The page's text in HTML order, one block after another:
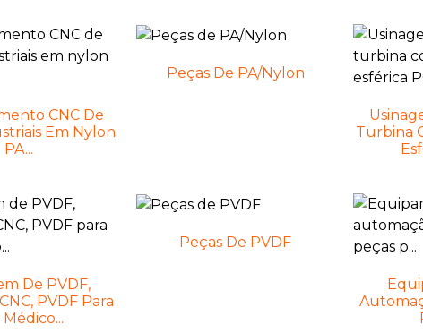
CNC De
Em Nylon
PA...
Peças De PA/Nylon
Turbina
De PVDF,
PVDF Para
Médico...
Peças De PVDF